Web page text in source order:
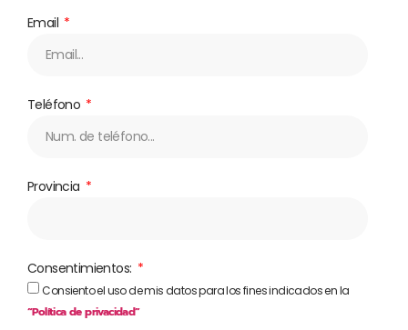
Email
Teléfono
Provincia
Consentimientos:
Consiento el uso de mis datos para los fines indicados en la
“Política de privacidad”